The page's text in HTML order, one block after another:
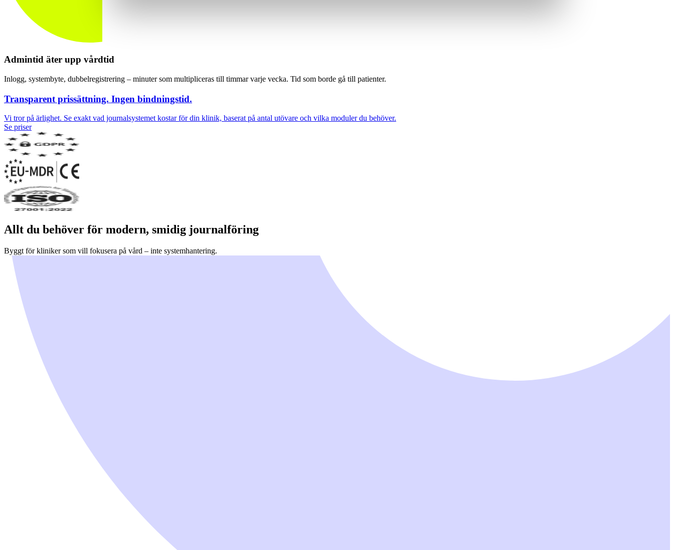
Admintid äter upp vårdtid
Inlogg, systembyte, dubbelregistrering – minuter som multipliceras till timmar varje vecka. Tid som borde gå till patienter.
Transparent prissättning. Ingen bindningstid.
Vi tror på ärlighet. Se exakt vad journalsystemet kostar för din klinik, baserat på antal utövare och vilka moduler du behöver.
Se priser
Allt du behöver för modern, smidig journalföring
Byggt för kliniker som vill fokusera på vård – inte systemhantering.